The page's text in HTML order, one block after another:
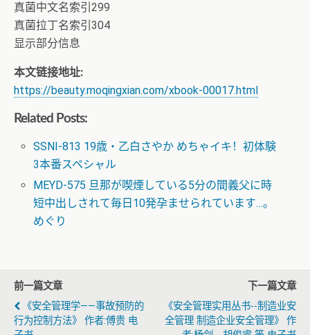
真菌中文名索引299
真菌拉丁名索引304
显示部分信息
本文链接地址:
https://beauty.moqingxian.com/xbook-00017.html
Related Posts:
SSNI-813 19歳・乙白さやか めちゃイキ！初体験
3本番スペシャル
MEYD-575 旦那が喫煙している5分の間義父に時
短中出しされて毎日10発孕ませられています…。
めぐり
前一篇文章
《安全管理学——事故预防的
行为控制方法》 作者:傅贵 电
下一篇文章
《安全管理实用丛书--制造业安
全管理 制造企业安全管理》 作